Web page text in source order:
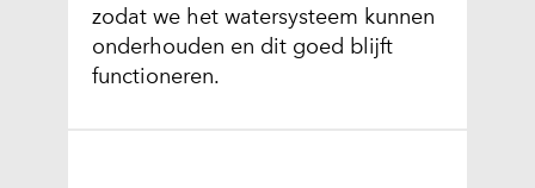
zodat we het watersysteem kunnen
onderhouden en dit goed blijft
functioneren.